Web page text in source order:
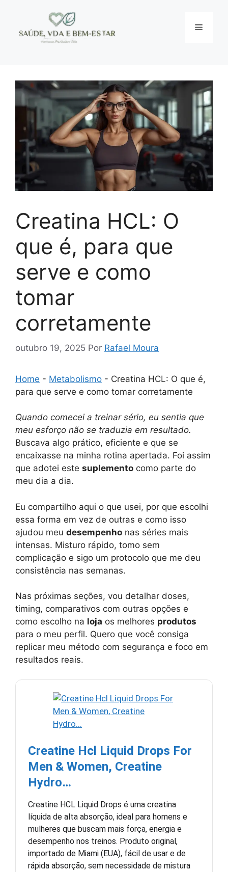
Menu
Creatina HCL: O
que é, para que
serve e como
tomar
corretamente
outubro 19, 2025 Por Rafael Moura
Home - Metabolismo - Creatina HCL: O que é,
para que serve e como tomar corretamente
Quando comecei a treinar sério, eu sentia que
meu esforço não se traduzia em resultado.
Buscava algo prático, eficiente e que se
encaixasse na minha rotina apertada. Foi assim
que adotei este suplemento como parte do
meu dia a dia.
Eu compartilho aqui o que usei, por que escolhi
essa forma em vez de outras e como isso
ajudou meu desempenho nas séries mais
intensas. Misturo rápido, tomo sem
complicação e sigo um protocolo que me deu
consistência nas semanas.
Nas próximas seções, vou detalhar doses,
timing, comparativos com outras opções e
como escolho na loja os melhores produtos
para o meu perfil. Quero que você consiga
replicar meu método com segurança e foco em
resultados reais.
Creatine Hcl Liquid Drops For
Men & Women, Creatine
Hydro…
Creatine HCL Liquid Drops é uma creatina
líquida de alta absorção, ideal para homens e
mulheres que buscam mais força, energia e
desempenho nos treinos. Produto original,
importado de Miami (EUA), fácil de usar e de
rápida absorção, sem necessidade de mistura